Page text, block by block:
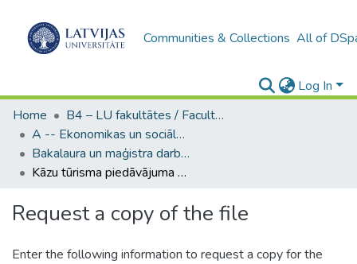
Communities & Collections All of
Log In
Home
B4 – LU fakultātes / Faculties of the UL
A -- Ekonomikas un sociālo zinātņu fakultāte / Faculty of Economics and Social Sciences
Bakalaura un maģistra darbi (ESZF) / Bachelor's and Master's theses
Kāzu tūrisma piedāvājuma attīstības iespējas Latvijā
Request a copy of the file
Enter the following information to request a copy for the